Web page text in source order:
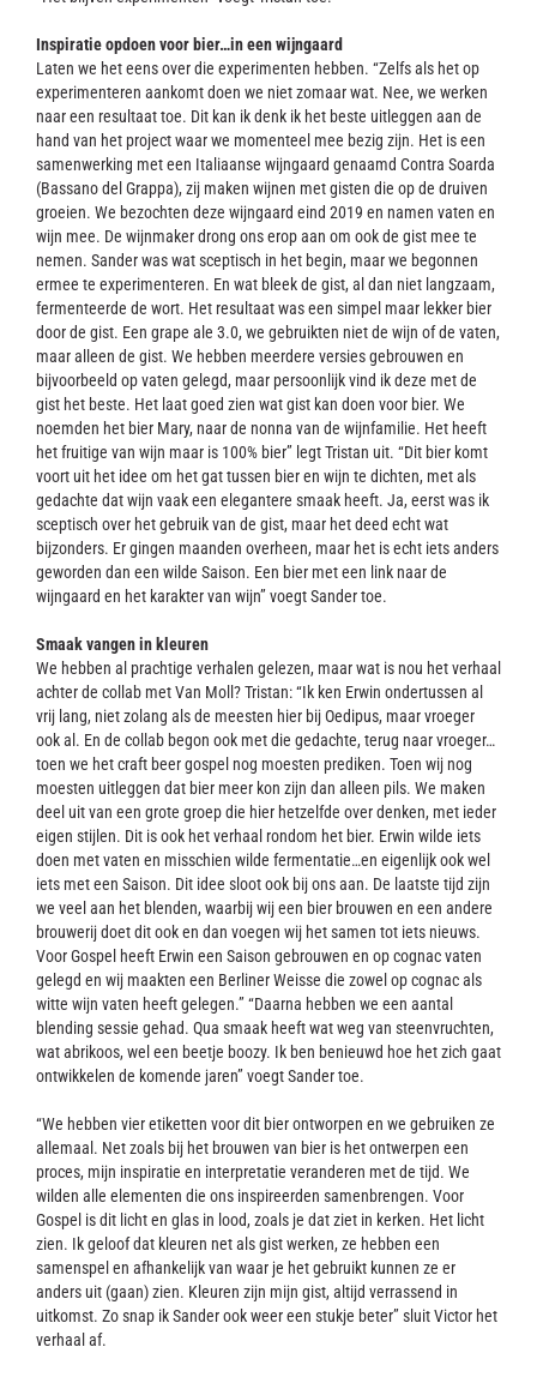
Inspiratie opdoen voor bier…in een wijngaard
Laten we het eens over die experimenten hebben. “Zelfs als het op
experimenteren aankomt doen we niet zomaar wat. Nee, we werken
naar een resultaat toe. Dit kan ik denk ik het beste uitleggen aan de
hand van het project waar we momenteel mee bezig zijn. Het is een
samenwerking met een Italiaanse wijngaard genaamd Contra Soarda
(Bassano del Grappa), zij maken wijnen met gisten die op de druiven
groeien. We bezochten deze wijngaard eind 2019 en namen vaten en
wijn mee. De wijnmaker drong ons erop aan om ook de gist mee te
nemen. Sander was wat sceptisch in het begin, maar we begonnen
ermee te experimenteren. En wat bleek de gist, al dan niet langzaam,
fermenteerde de wort. Het resultaat was een simpel maar lekker bier
door de gist. Een grape ale 3.0, we gebruikten niet de wijn of de vaten,
maar alleen de gist. We hebben meerdere versies gebrouwen en
bijvoorbeeld op vaten gelegd, maar persoonlijk vind ik deze met de
gist het beste. Het laat goed zien wat gist kan doen voor bier. We
noemden het bier Mary, naar de nonna van de wijnfamilie. Het heeft
het fruitige van wijn maar is 100% bier” legt Tristan uit. “Dit bier komt
voort uit het idee om het gat tussen bier en wijn te dichten, met als
gedachte dat wijn vaak een elegantere smaak heeft. Ja, eerst was ik
sceptisch over het gebruik van de gist, maar het deed echt wat
bijzonders. Er gingen maanden overheen, maar het is echt iets anders
geworden dan een wilde Saison. Een bier met een link naar de
wijngaard en het karakter van wijn” voegt Sander toe.
Smaak vangen in kleuren
We hebben al prachtige verhalen gelezen, maar wat is nou het verhaal
achter de collab met Van Moll? Tristan: “Ik ken Erwin ondertussen al
vrij lang, niet zolang als de meesten hier bij Oedipus, maar vroeger
ook al. En de collab begon ook met die gedachte, terug naar vroeger…
toen we het craft beer gospel nog moesten prediken. Toen wij nog
moesten uitleggen dat bier meer kon zijn dan alleen pils. We maken
deel uit van een grote groep die hier hetzelfde over denken, met ieder
eigen stijlen. Dit is ook het verhaal rondom het bier. Erwin wilde iets
doen met vaten en misschien wilde fermentatie…en eigenlijk ook wel
iets met een Saison. Dit idee sloot ook bij ons aan. De laatste tijd zijn
we veel aan het blenden, waarbij wij een bier brouwen en een andere
brouwerij doet dit ook en dan voegen wij het samen tot iets nieuws.
Voor Gospel heeft Erwin een Saison gebrouwen en op cognac vaten
gelegd en wij maakten een Berliner Weisse die zowel op cognac als
witte wijn vaten heeft gelegen.” “Daarna hebben we een aantal
blending sessie gehad. Qua smaak heeft wat weg van steenvruchten,
wat abrikoos, wel een beetje boozy. Ik ben benieuwd hoe het zich gaat
ontwikkelen de komende jaren” voegt Sander toe.
“We hebben vier etiketten voor dit bier ontworpen en we gebruiken ze
allemaal. Net zoals bij het brouwen van bier is het ontwerpen een
proces, mijn inspiratie en interpretatie veranderen met de tijd. We
wilden alle elementen die ons inspireerden samenbrengen. Voor
Gospel is dit licht en glas in lood, zoals je dat ziet in kerken. Het licht
zien. Ik geloof dat kleuren net als gist werken, ze hebben een
samenspel en afhankelijk van waar je het gebruikt kunnen ze er
anders uit (gaan) zien. Kleuren zijn mijn gist, altijd verrassend in
uitkomst. Zo snap ik Sander ook weer een stukje beter” sluit Victor het
verhaal af.